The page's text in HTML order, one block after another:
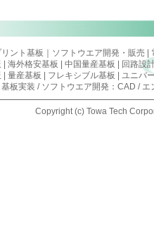
リント基板 ソフトウエア開発・販売
海外格安基板 中国量産基板 | 回路設
量産基板 | フレキシブル基板 | ユニバ
板実装 / ソフトウエア開発：CAD / エ
Copyright (c) Towa Tech